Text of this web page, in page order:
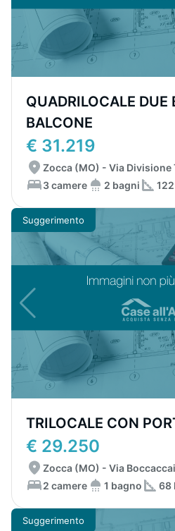
QUADRILOCALE DUE
BALCONE
€ 31.219
Zocca (MO) - Via Divisione
3 camere
2 bagni
Suggerimento
TRILOCALE CON
€ 29.250
Zocca (MO) - Via
2 camere
1 bagno 68
Suggerimento